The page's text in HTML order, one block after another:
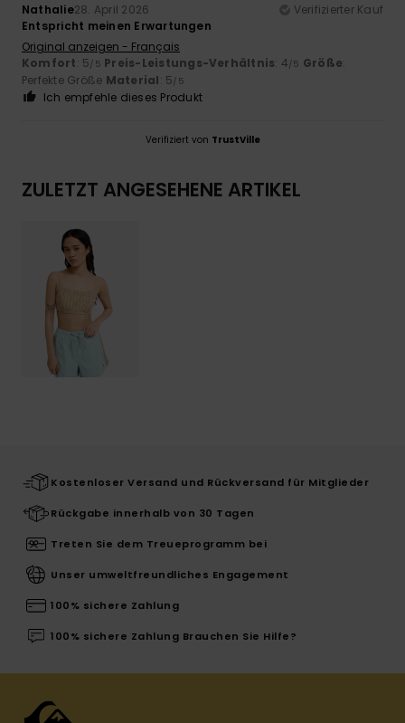
Nathalie28. April 2026
Verifizierter Kauf
Entspricht meinen Erwartungen
Original anzeigen - Français
Komfort: 5/5 Preis-Leistungs-Verhältnis: 4/5 Größe:
Perfekte Größe Material: 5/5
Ich empfehle dieses Produkt
Verifiziert von TrustVille
ZULETZT ANGESEHENE ARTIKEL
Kostenloser Versand und Rückversand für Mitglieder
Rückgabe innerhalb von 30 Tagen
Treten Sie dem Treueprogramm bei
Unser umweltfreundliches Engagement
100% sichere Zahlung
100% sichere Zahlung Brauchen Sie Hilfe?